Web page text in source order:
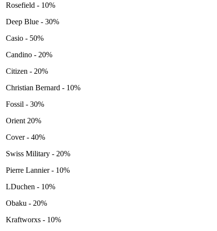
Rosefield - 10%
Deep Blue - 30%
Casio - 50%
Candino - 20%
Citizen - 20%
Christian Bernard - 10%
Fossil - 30%
Orient 20%
Cover - 40%
Swiss Military - 20%
Pierre Lannier - 10%
LDuchen - 10%
Obaku - 20%
Kraftworxs - 10%